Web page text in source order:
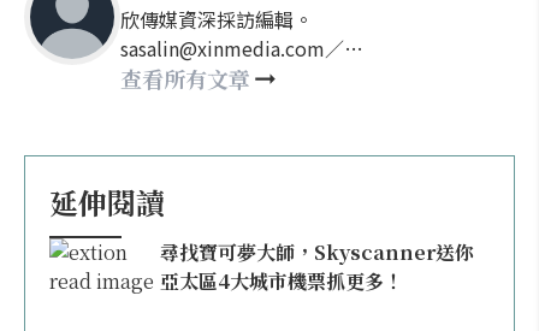
欣傳媒資深採訪編輯。
sasalin@xinmedia.com／
happy21917@gmail.com
查看所有文章
延伸閱讀
尋找寶可夢大師，Skyscanner送你
亞太區4大城市機票抓更多！